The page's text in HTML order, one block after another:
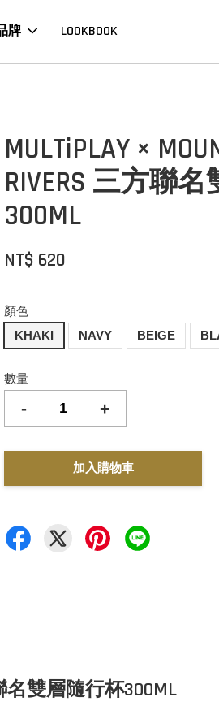
牌 LOOKBOOK
MULTiPLAY ×
RIVERS 三方聯
300ML
NT$ 620
顏色
KHAKI
NAVY BEIGE
數量
- +
加入購物車
名雙層隨行杯300ML